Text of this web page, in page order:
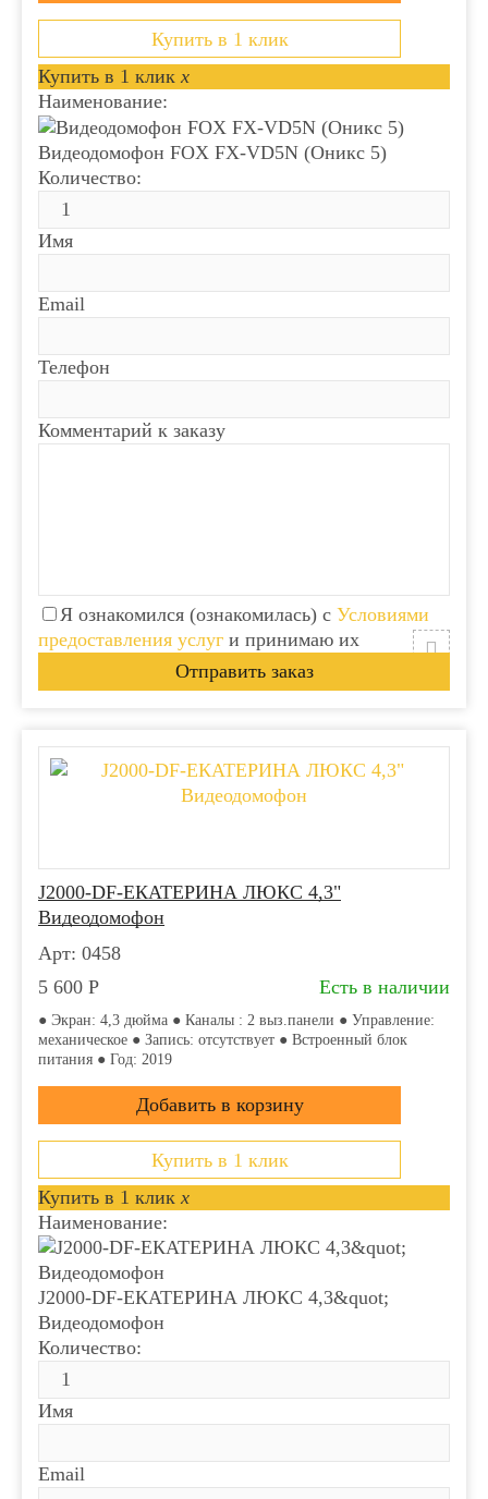
Купить в 1 клик
Купить в 1 клик x
Наименование:
Видеодомофон FOX FX-VD5N (Оникс 5)
Количество:
Имя
Email
Телефон
Комментарий к заказу
Я ознакомился (ознакомилась) с Условиями
предоставления услуг и принимаю их
J2000-DF-ЕКАТЕРИНА ЛЮКС 4,3"
Видеодомофон
Арт: 0458
5 600 Р Есть в наличии
● Экран: 4,3 дюйма ● Каналы : 2 выз.панели ● Управление:
механическое ● Запись: отсутствует ● Встроенный блок
питания ● Год: 2019
Купить в 1 клик
Купить в 1 клик x
Наименование:
J2000-DF-ЕКАТЕРИНА ЛЮКС 4,3&quot;
Видеодомофон
Количество:
Имя
Email